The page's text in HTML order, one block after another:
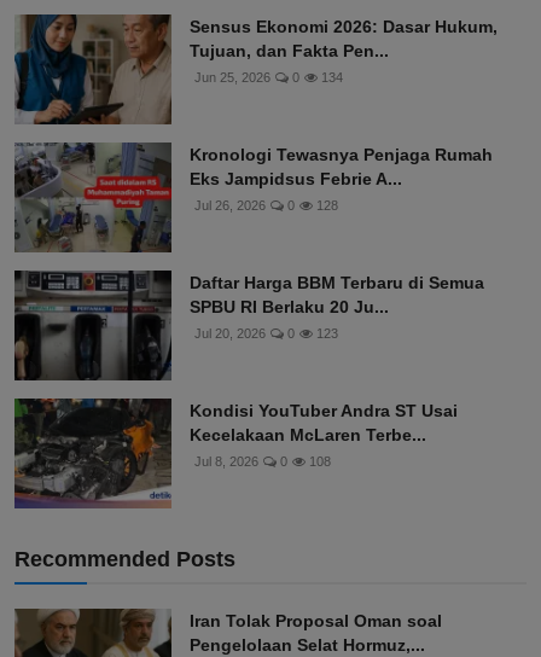
Sensus Ekonomi 2026: Dasar Hukum,
Tujuan, dan Fakta Pen...
Jun 25, 2026 0 134
Kronologi Tewasnya Penjaga Rumah
Eks Jampidsus Febrie A...
Jul 26, 2026 0 128
Daftar Harga BBM Terbaru di Semua
SPBU RI Berlaku 20 Ju...
Jul 20, 2026 0 123
Kondisi YouTuber Andra ST Usai
Kecelakaan McLaren Terbe...
Jul 8, 2026 0 108
Recommended Posts
Iran Tolak Proposal Oman soal
Pengelolaan Selat Hormuz,...